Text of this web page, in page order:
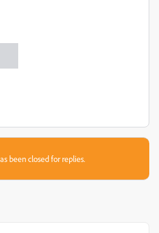
been closed for replies.